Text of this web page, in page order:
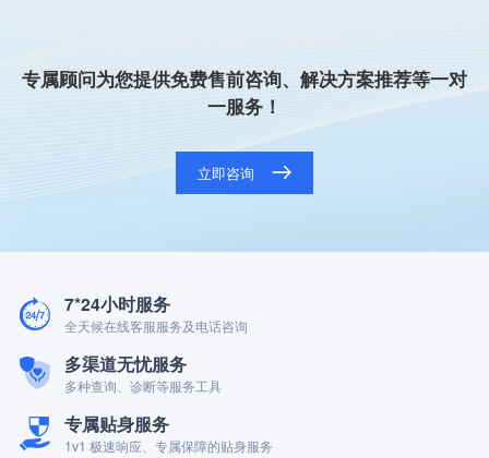
专属顾问为您提供免费售前咨询、解决方案推荐等一对
一服务！
立即咨询
7*24小时服务
全天候在线客服服务及电话咨询
多渠道无忧服务
多种查询、诊断等服务工具
专属贴身服务
1v1 极速响应、专属保障的贴身服务